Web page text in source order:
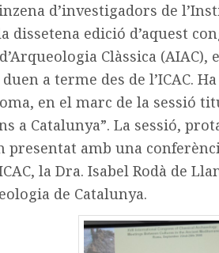
d’investigadors de
dissetena edició d’aquest
Clàssica
a terme des de l’ICAC.
en el marc de la sessió
a Catalunya”. La sessió,
presentat amb una
la Dra. Isabel Rodà de
de Catalunya.